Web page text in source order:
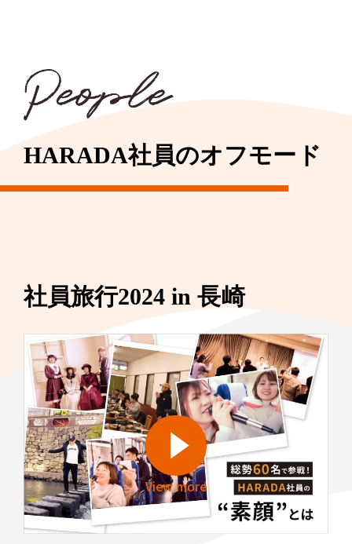
HARADA社員のオフモード
社員旅行2024 in 長崎
View more